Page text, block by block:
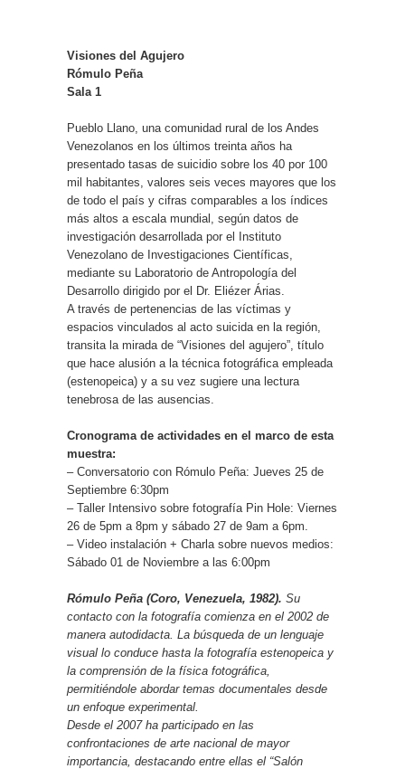
Visiones del Agujero
Rómulo Peña
Sala 1
Pueblo Llano, una comunidad rural de los Andes
Venezolanos en los últimos treinta años ha
presentado tasas de suicidio sobre los 40 por 100
mil habitantes, valores seis veces mayores que los
de todo el país y cifras comparables a los índices
más altos a escala mundial, según datos de
investigación desarrollada por el Instituto
Venezolano de Investigaciones Científicas,
mediante su Laboratorio de Antropología del
Desarrollo dirigido por el Dr. Eliézer Árias.
A través de pertenencias de las víctimas y
espacios vinculados al acto suicida en la región,
transita la mirada de “Visiones del agujero”, título
que hace alusión a la técnica fotográfica empleada
(estenopeica) y a su vez sugiere una lectura
tenebrosa de las ausencias.
Cronograma de actividades en el marco de esta
muestra:
– Conversatorio con Rómulo Peña: Jueves 25 de
Septiembre 6:30pm
– Taller Intensivo sobre fotografía Pin Hole: Viernes
26 de 5pm a 8pm y sábado 27 de 9am a 6pm.
– Video instalación + Charla sobre nuevos medios:
Sábado 01 de Noviembre a las 6:00pm
Rómulo Peña (Coro, Venezuela, 1982). Su
contacto con la fotografía comienza en el 2002 de
manera autodidacta. La búsqueda de un lenguaje
visual lo conduce hasta la fotografía estenopeica y
la comprensión de la física fotográfica,
permitiéndole abordar temas documentales desde
un enfoque experimental.
Desde el 2007 ha participado en las
confrontaciones de arte nacional de mayor
importancia, destacando entre ellas el “Salón